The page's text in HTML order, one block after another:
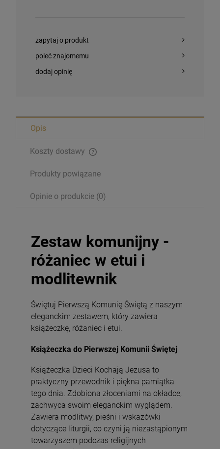
Wyszyński
26,00 zł
Opakowanie
DO KOSZYKA
zapytaj o produkt
poleć znajomemu
dodaj opinię
Opis
Koszty dostawy
Produkty powiązane
Opinie o produkcie (0)
Zestaw komunijny -
różaniec w etui i
modlitewnik
Świętuj Pierwszą Komunię Świętą z naszym
eleganckim zestawem, który zawiera
książeczkę, różaniec i etui.
Książeczka do Pierwszej Komunii Świętej
Książeczka Dzieci Kochają Jezusa to
praktyczny przewodnik i piękna pamiątka
tego dnia. Zdobiona złoceniami na okładce,
zachwyca swoim eleganckim wyglądem.
Zawiera modlitwy, pieśni i wskazówki
dotyczące liturgii, co czyni ją niezastąpionym
towarzyszem podczas religijnych